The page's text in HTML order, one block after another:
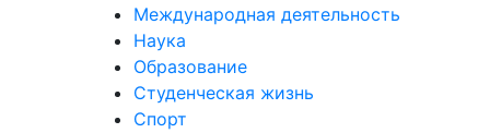
Международная деятельность
Наука
Образование
Студенческая жизнь
Спорт